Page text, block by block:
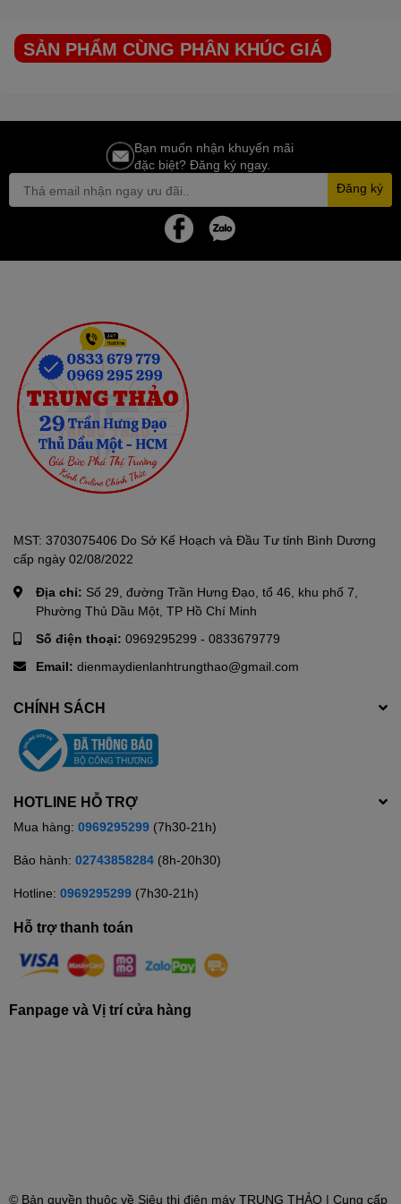
x R x C) cm
SẢN PHẨM CÙNG PHÂN KHÚC GIÁ
Bạn muốn nhận khuyến mãi
đặc biệt? Đăng ký ngay.
Đăng ký
MST: 3703075406 Do Sở Kế Hoạch và Đầu Tư tỉnh Bình Dương
cấp ngày 02/08/2022
Địa chỉ: Số 29, đường Trần Hưng Đạo, tổ 46, khu phố 7,
Phường Thủ Dầu Một, TP Hồ Chí Minh
Số điện thoại: 0969295299 - 0833679779
Email: dienmaydienlanhtrungthao@gmail.com
CHÍNH SÁCH
HOTLINE HỖ TRỢ
Mua hàng: 0969295299 (7h30-21h)
Bảo hành: 02743858284 (8h-20h30)
Hotline: 0969295299 (7h30-21h)
Hỗ trợ thanh toán
Fanpage và Vị trí cửa hàng
© Bản quyền thuộc về Siêu thị điện máy TRUNG THẢO | Cung cấp